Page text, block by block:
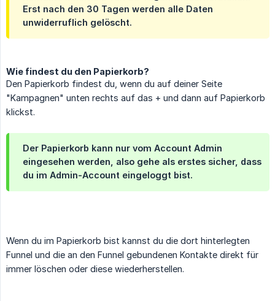
Erst nach den 30 Tagen werden alle Daten
unwiderruflich gelöscht.
Wie findest du den Papierkorb?
Den Papierkorb findest du, wenn du auf deiner Seite
"Kampagnen" unten rechts auf das + und dann auf Papierkorb
klickst.
Der Papierkorb kann nur vom Account Admin
eingesehen werden, also gehe als erstes sicher, dass
du im Admin-Account eingeloggt bist.
Wenn du im Papierkorb bist kannst du die dort hinterlegten
Funnel und die an den Funnel gebundenen Kontakte direkt für
immer löschen oder diese wiederherstellen.